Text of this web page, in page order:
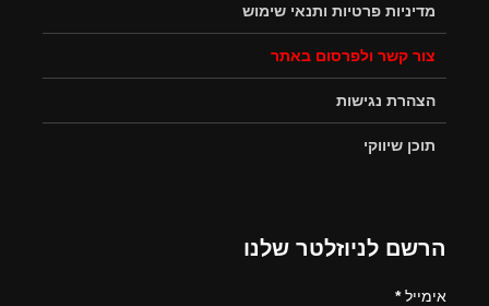
מדיניות פרטיות ותנאי שימוש
צור קשר ולפרסום באתר
הצהרת נגישות
תוכן שיווקי
הרשם לניוזלטר שלנו
אימייל*